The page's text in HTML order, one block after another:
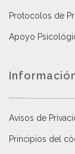
Protocolos de
Apoyo
Avisos de
Principios del